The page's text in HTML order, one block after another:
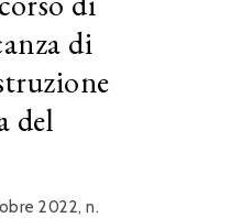
di
del
2022, n.